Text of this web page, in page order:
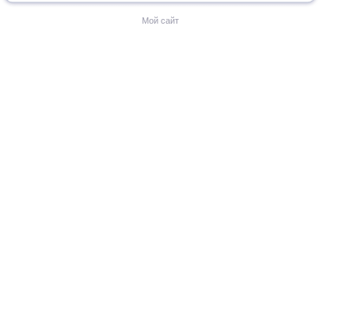
Мой сайт